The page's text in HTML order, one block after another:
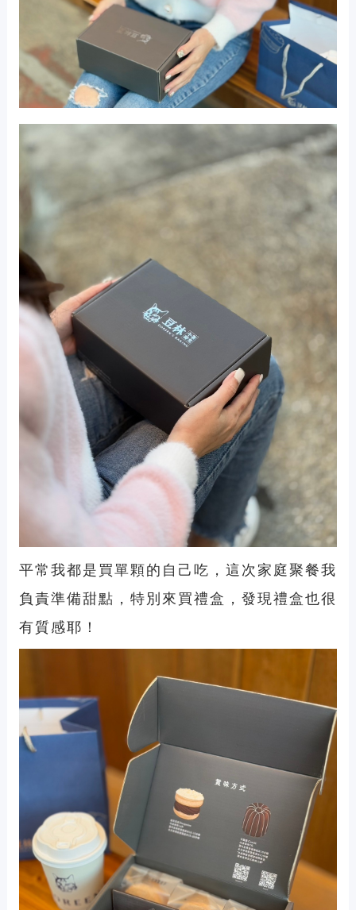
平常我都是買單顆的自己吃，這次家庭聚餐我
負責準備甜點，特別來買禮盒，發現禮盒也很
有質感耶！